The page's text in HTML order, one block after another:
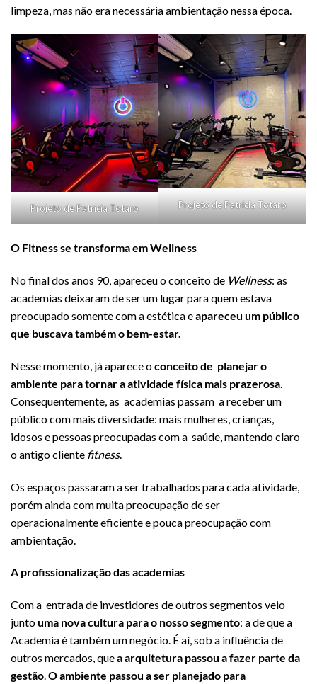
limpeza, mas não era necessária ambientação nessa época.
Projeto de Patrícia Totaro Projeto de Patrícia Totaro
O Fitness se transforma em Wellness
No final dos anos 90, apareceu o conceito de Wellness: as
academias deixaram de ser um lugar para quem estava
preocupado somente com a estética eapareceu um público
que buscava também o bem-estar.
Nesse momento, já aparece oconceito de planejar o
ambiente para tornar a atividade física mais prazerosa.
Consequentemente, as academias passam a receber um
público com mais diversidade: mais mulheres, crianças,
idosos e pessoas preocupadas com a saúde, mantendo claro
o antigo cliente fitness.
Os espaços passaram a ser trabalhados para cada atividade,
porém ainda com muita preocupação de ser
operacionalmente eficiente e pouca preocupação com
ambientação.
A profissionalização das academias
Com a entrada de investidores de outros segmentos veio
juntouma nova cultura para o nosso segmento: a de que a
Academia é também um negócio. É aí, sob a influência de
outros mercados, quea arquitetura passou a fazer parte da
gestão.O ambiente passou a ser planejado para